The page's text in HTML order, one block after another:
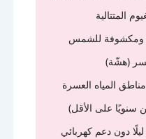
المتتالية
ومكشوفة للشمس
(هشّة)
المياه العسرة
سنويًا على الأقل)
دون دعم كهربائي